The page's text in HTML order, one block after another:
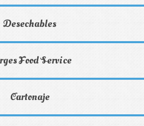
Desechables
Food Service
Cartonaje